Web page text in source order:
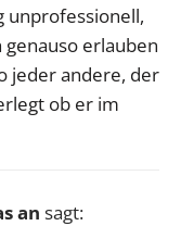
unprofessionell,
genauso erlauben
jeder andere, der
ob er im
an sagt: